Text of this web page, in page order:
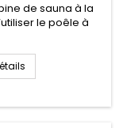
de sauna à la
le poêle à
adaptée à la
isolé atteint la
pierres du
température en